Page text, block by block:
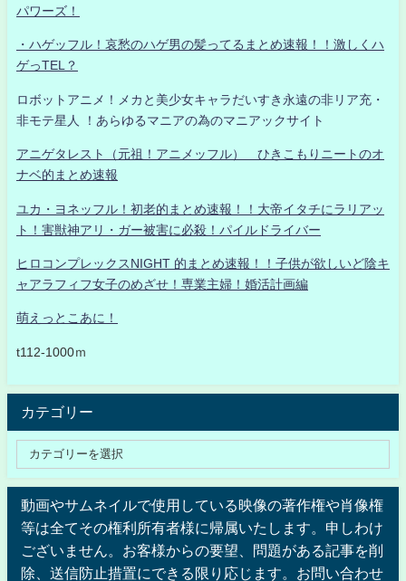
パワーズ！
・ハゲッフル！哀愁のハゲ男の髪ってるまとめ速報！！激しくハ
ゲっTEL？
ロボットアニメ！メカと美少女キャラだいすき永遠の非リア充・
非モテ星人 ！あらゆるマニアの為のマニアックサイト
アニゲタレスト（元祖！アニメッフル） ひきこもりニートのオ
ナベ的まとめ速報
ユカ・ヨネッフル！初老的まとめ速報！！大帝イタチにラリアッ
ト！害獣神アリ・ガー被害に必殺！パイルドライバー
ヒロコンプレックスNIGHT 的まとめ速報！！子供が欲しいど陰キ
ャアラフィフ女子のめざせ！専業主婦！婚活計画編
萌えっとこあに！
t112-1000ｍ
カテゴリー
動画やサムネイルで使用している映像の著作権や肖像権
等は全てその権利所有者様に帰属いたします。申しわけ
ございません。お客様からの要望、問題がある記事を削
除、送信防止措置にできる限り応じます。お問い合わせ